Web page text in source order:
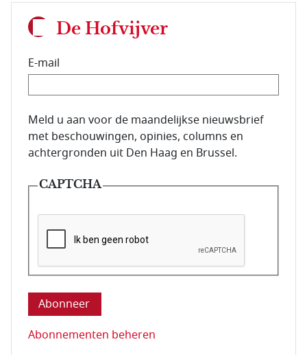
De Hofvijver
E-mail
E-mailadres van de abonnee.
Meld u aan voor de maandelijkse nieuwsbrief
met beschouwingen, opinies, columns en
achtergronden uit Den Haag en Brussel.
CAPTCHA
Deze vraag is om te controleren dat u een mens
Abonnementen beheren